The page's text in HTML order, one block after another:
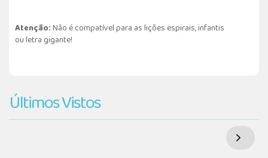
Atenção:Não é compatível para as lições espirais, infantis
ou letra gigante!
Últimos Vistos